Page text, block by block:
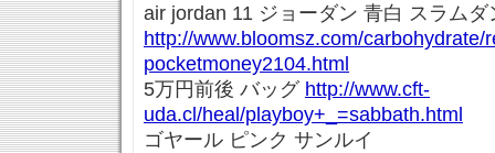
air jordan 11 ジョーダン 青白 スラムダ
http://www.bloomsz.com/carbohydrate/
pocketmoney2104.html
5万円前後 バッグ http://www.cft-
uda.cl/heal/playboy+_=sabbath.html
ゴヤール ピンク サンルイ